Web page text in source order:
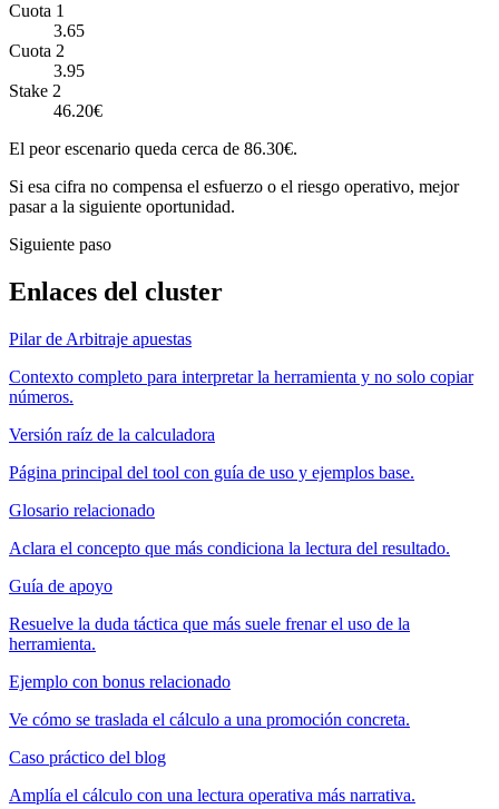
Cuota 1
3.65
Cuota 2
3.95
Stake 2
46.20€
El peor escenario queda cerca de 86.30€.
Si esa cifra no compensa el esfuerzo o el riesgo operativo, mejor
pasar a la siguiente oportunidad.
Siguiente paso
Enlaces del cluster
Pilar de Arbitraje apuestas
Contexto completo para interpretar la herramienta y no solo copiar
números.
Versión raíz de la calculadora
Página principal del tool con guía de uso y ejemplos base.
Glosario relacionado
Aclara el concepto que más condiciona la lectura del resultado.
Guía de apoyo
Resuelve la duda táctica que más suele frenar el uso de la
herramienta.
Ejemplo con bonus relacionado
Ve cómo se traslada el cálculo a una promoción concreta.
Caso práctico del blog
Amplía el cálculo con una lectura operativa más narrativa.